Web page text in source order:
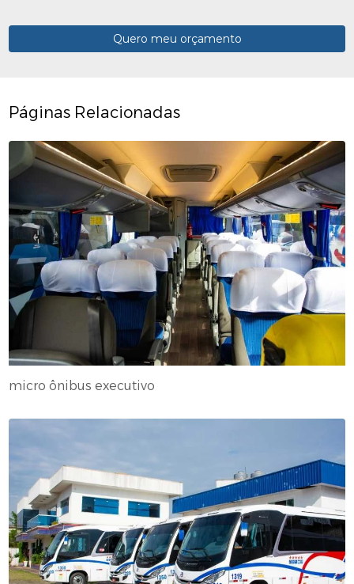
Quero meu orçamento
Páginas Relacionadas
micro ônibus executivo